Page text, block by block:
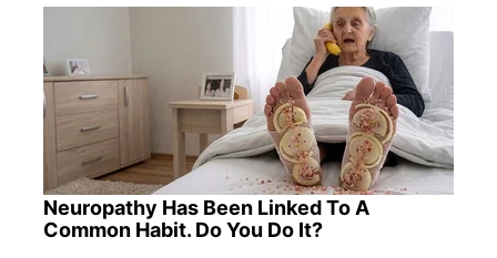
Neuropathy Has Been Linked To A
Common Habit. Do You Do It?